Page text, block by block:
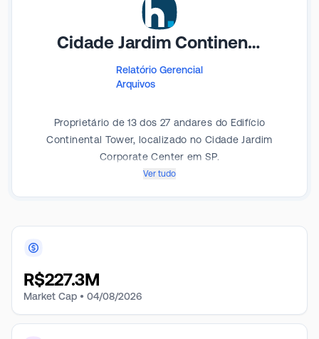
Cidade Jardim Continental Tower
Relatório Gerencial
Arquivos
Proprietário de 13 dos 27 andares do Edifício
Continental Tower, localizado no Cidade Jardim
Corporate Center em SP.
Ver tudo
R$227.3M
Market Cap • 04/08/2026